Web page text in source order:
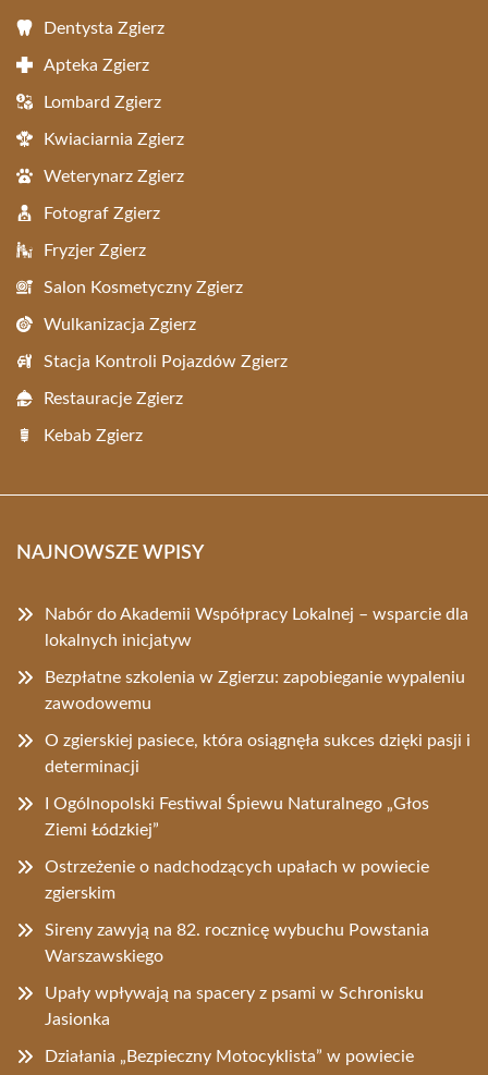
Dentysta Zgierz
Apteka Zgierz
Lombard Zgierz
Kwiaciarnia Zgierz
Weterynarz Zgierz
Fotograf Zgierz
Fryzjer Zgierz
Salon Kosmetyczny Zgierz
Wulkanizacja Zgierz
Stacja Kontroli Pojazdów Zgierz
Restauracje Zgierz
Kebab Zgierz
NAJNOWSZE WPISY
Nabór do Akademii Współpracy Lokalnej – wsparcie dla
lokalnych inicjatyw
Bezpłatne szkolenia w Zgierzu: zapobieganie wypaleniu
zawodowemu
O zgierskiej pasiece, która osiągnęła sukces dzięki pasji i
determinacji
I Ogólnopolski Festiwal Śpiewu Naturalnego „Głos
Ziemi Łódzkiej”
Ostrzeżenie o nadchodzących upałach w powiecie
zgierskim
Sireny zawyją na 82. rocznicę wybuchu Powstania
Warszawskiego
Upały wpływają na spacery z psami w Schronisku
Jasionka
Działania „Bezpieczny Motocyklista” w powiecie